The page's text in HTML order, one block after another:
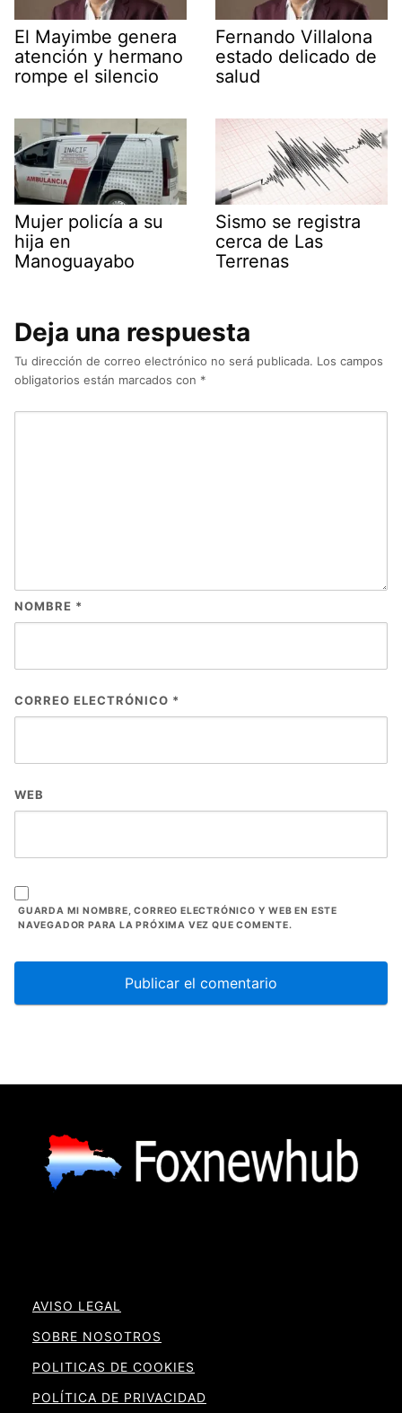
El Mayimbe genera
atención y hermano
rompe el silencio
Fernando Villalona
estado delicado de
salud
Mujer policía a su
hija en
Manoguayabo
Sismo se registra
cerca de Las
Terrenas
Deja una respuesta
Tu dirección de correo electrónico no será publicada. Los campos
obligatorios están marcados con *
NOMBRE *
CORREO ELECTRÓNICO *
WEB
GUARDA MI NOMBRE, CORREO ELECTRÓNICO Y WEB EN ESTE
NAVEGADOR PARA LA PRÓXIMA VEZ QUE COMENTE.
AVISO LEGAL
SOBRE NOSOTROS
POLITICAS DE COOKIES
POLÍTICA DE PRIVACIDAD